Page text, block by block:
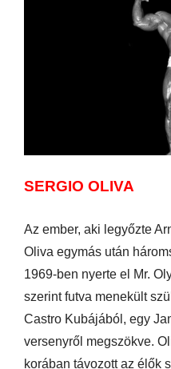
SERGIO OLIVA
Az ember, aki legyőzte
Oliva egymás után
1969-ben nyerte el Mr.
szerint futva menekült
Castro Kubájából, egy
versenyről megszökve.
korában távozott az élők